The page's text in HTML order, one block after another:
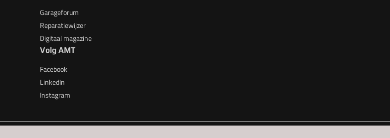
Garageforum
Reparatiewijzer
Digitaal magazine
Volg AMT
Facebook
LinkedIn
Instagram